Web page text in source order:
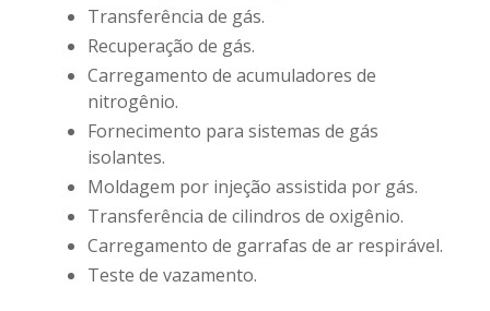
Transferência de gás.
Recuperação de gás.
Carregamento de acumuladores de
nitrogênio.
Fornecimento para sistemas de gás
isolantes.
Moldagem por injeção assistida por gás.
Transferência de cilindros de oxigênio.
Carregamento de garrafas de ar respirável.
Teste de vazamento.